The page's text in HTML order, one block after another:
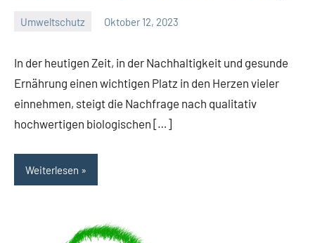
Umweltschutz Oktober 12, 2023
In der heutigen Zeit, in der Nachhaltigkeit und gesunde
Ernährung einen wichtigen Platz in den Herzen vieler
einnehmen, steigt die Nachfrage nach qualitativ
hochwertigen biologischen […]
Weiterlesen